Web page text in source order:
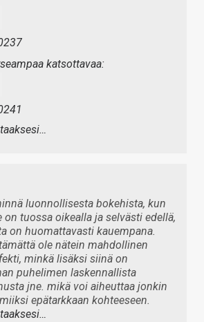
katsottavaa:
luonnollisesta bokehista, kun
on tuossa oikealla ja selvästi edellä,
on huomattavasti kauempana.
ole nätein mahdollinen
minkä lisäksi siinä on
puhelimen laskennallista
jne. mikä voi aiheuttaa jonkin
epätarkkaan kohteeseen.